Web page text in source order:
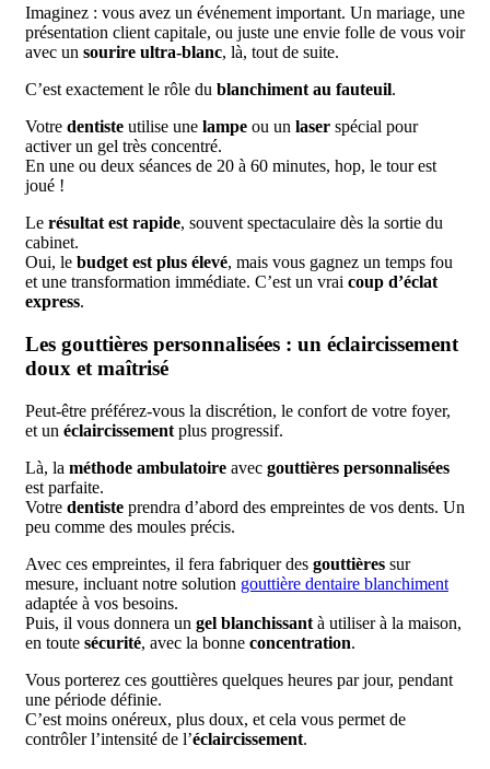
Imaginez : vous avez un événement important. Un mariage, une
présentation client capitale, ou juste une envie folle de vous voir
avec un sourire ultra-blanc, là, tout de suite.
C’est exactement le rôle du blanchiment au fauteuil.
Votre dentiste utilise une lampe ou un laser spécial pour
activer un gel très concentré.
En une ou deux séances de 20 à 60 minutes, hop, le tour est
joué !
Le résultat est rapide, souvent spectaculaire dès la sortie du
cabinet.
Oui, le budget est plus élevé, mais vous gagnez un temps fou
et une transformation immédiate. C’est un vrai coup d’éclat
express.
Les gouttières personnalisées : un éclaircissement
doux et maîtrisé
Peut-être préférez-vous la discrétion, le confort de votre foyer,
et un éclaircissement plus progressif.
Là, la méthode ambulatoire avec gouttières personnalisées
est parfaite.
Votre dentiste prendra d’abord des empreintes de vos dents. Un
peu comme des moules précis.
Avec ces empreintes, il fera fabriquer des gouttières sur
mesure, incluant notre solution gouttière dentaire blanchiment
adaptée à vos besoins.
Puis, il vous donnera un gel blanchissant à utiliser à la maison,
en toute sécurité, avec la bonne concentration.
Vous porterez ces gouttières quelques heures par jour, pendant
une période définie.
C’est moins onéreux, plus doux, et cela vous permet de
contrôler l’intensité de l’éclaircissement.